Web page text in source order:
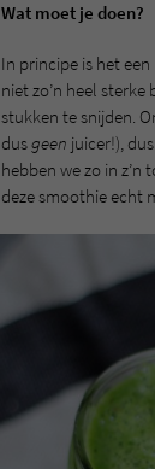
Wat moet je doen?
In principe is het
niet zo’n heel
stukken te snijden.
dusgeen juicer!),
hebben we zo in z’n
deze smoothie echt